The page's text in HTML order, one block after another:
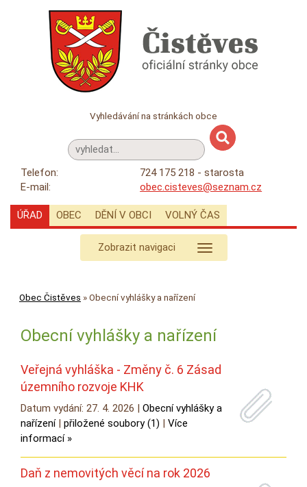
Vyhledávání na stránkách obce
Telefon:
724 175 218 - starosta
E-mail:
obec.cisteves@seznam.cz
ÚŘAD OBEC DĚNÍ V OBCI VOLNÝ ČAS
Zobrazit navigaci
Obec Čistěves »Obecní vyhlášky a nařízení
Obecní vyhlášky a nařízení
Veřejná vyhláška - Změny č. 6 Zásad
územního rozvoje KHK
Datum vydání: 27. 4. 2026 | Obecní vyhlášky a
nařízení| přiložené soubory (1) | Více
informací »
Daň z nemovitých věcí na rok 2026